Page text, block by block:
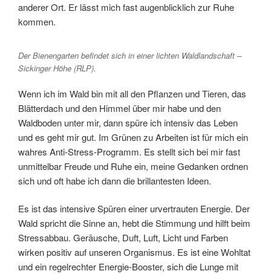
anderer Ort. Er lässt mich fast augenblicklich zur Ruhe
kommen.
Der Bienengarten befindet sich in einer lichten Waldlandschaft –
Sickinger Höhe (RLP).
Wenn ich im Wald bin mit all den Pflanzen und Tieren, das
Blätterdach und den Himmel über mir habe und den
Waldboden unter mir, dann spüre ich intensiv das Leben
und es geht mir gut. Im Grünen zu Arbeiten ist für mich ein
wahres Anti-Stress-Programm. Es stellt sich bei mir fast
unmittelbar Freude und Ruhe ein, meine Gedanken ordnen
sich und oft habe ich dann die brillantesten Ideen.
Es ist das intensive Spüren einer urvertrauten Energie. Der
Wald spricht die Sinne an, hebt die Stimmung und hilft beim
Stressabbau. Geräusche, Duft, Luft, Licht und Farben
wirken positiv auf unseren Organismus. Es ist eine Wohltat
und ein regelrechter Energie-Booster, sich die Lunge mit